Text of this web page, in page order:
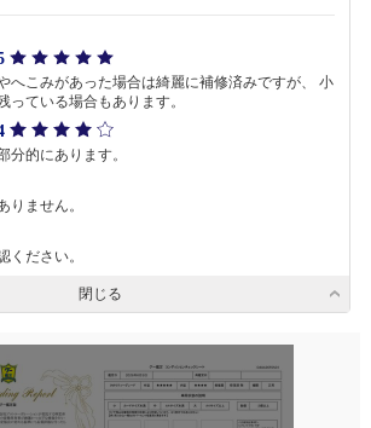
へこみがあった場合は綺麗に補修済みですが、 小
っている場合もあります。
分的にあります。
りません。
ください。
閉じる